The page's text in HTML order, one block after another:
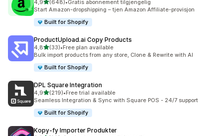
4,9av 5 stjerner
(648)
Totalt 648 omtaler
•Gratis abonnement tilgjengelig
Start Amazon-dropshipping – tjen Amazon Affiliate-provisjon
Built for Shopify
ProductUpload.ai Copy Products
4,8av 5 stjerner
(33)
Totalt 33 omtaler
•Free plan available
Bulk import products from any store, Clone & Rewrite with AI
Built for Shopify
DPL Square Integration
4,9av 5 stjerner
(219)
Totalt 219 omtaler
•Free trial available
Seamless Integration & Sync with Square POS - 24/7 support
Built for Shopify
Kopy‑fy Importer Produkter